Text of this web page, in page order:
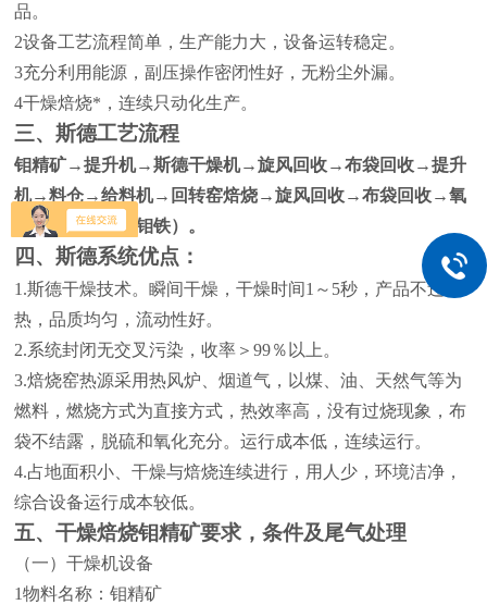
品。
2设备工艺流程简单，生产能力大，设备运转稳定。
3充分利用能源，副压操作密闭性好，无粉尘外漏。
4干燥焙烧*，连续只动化生产。
三、斯德工艺流程
钼精矿→提升机→斯德干燥机→旋风回收→布袋回收→提升
机→料仓→给料机→ 回转窑焙烧→旋风回收→布袋回收→氧
化钼（ 钼酸铵、钼铁） 。
四、斯德系统优点：
1.斯德干燥技术。瞬间干燥，干燥时间1 ～ 5秒，产品不过
热，品质均匀，流动性好。
2.系统封闭无交叉污染，收率＞99％以上。
3.焙烧窑热源采用热风炉、烟道气，以煤、油、天然气等为
燃料，燃烧方式为直接方式，热效率高，没有过烧现象，布
袋不结露，脱硫和氧化充分。运行成本低，连续运行。
4.占地面积小、干燥与焙烧连续进行，用人少，环境洁净，
综合设备运行成本较低。
五、干燥焙烧钼精矿要求，条件及尾气处理
（一）干燥机设备
1物料名称：钼精矿